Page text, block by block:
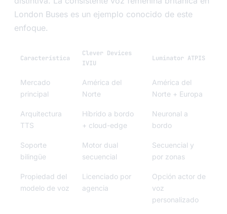
London Buses es un ejemplo conocido de este
enfoque.
Característica
Clever Devices
IVIU
Luminator ATPIS
Mercado
principal
América del
Norte
América del
Norte + Europa
Arquitectura
TTS
Híbrido a bordo
+ cloud-edge
Neuronal a
bordo
Soporte
bilingüe
Motor dual
secuencial
Secuencial y
por zonas
Propiedad del
modelo de voz
Licenciado por
agencia
Opción actor de
voz
personalizado